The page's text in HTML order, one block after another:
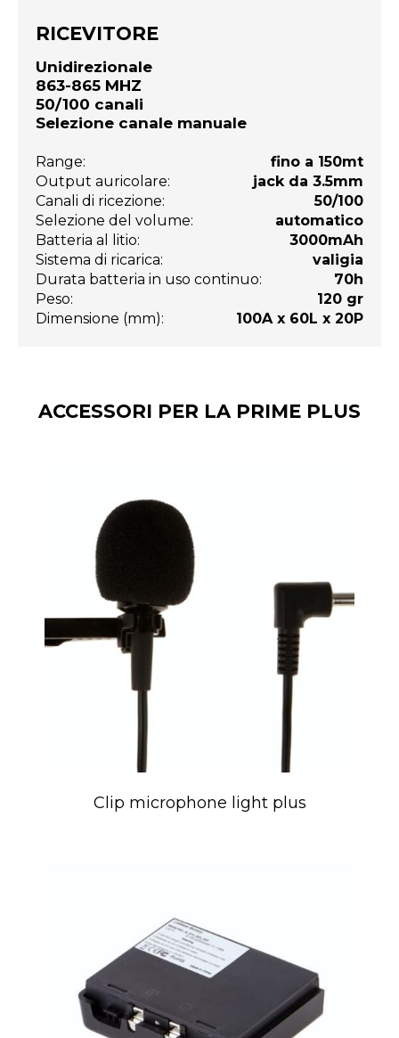
RICEVITORE
Unidirezionale
863-865 MHZ
50/100 canali
Selezione canale manuale
Range:
fino a 150mt
Output auricolare:
jack da 3.5mm
Canali di ricezione:
50/100
Selezione del volume:
automatico
Batteria al litio:
3000mAh
Sistema di ricarica:
valigia
Durata batteria in uso continuo:
70h
Peso:
120 gr
Dimensione (mm):
100A x 60L x 20P
ACCESSORI PER LA PRIME PLUS
Clip microphone light plus